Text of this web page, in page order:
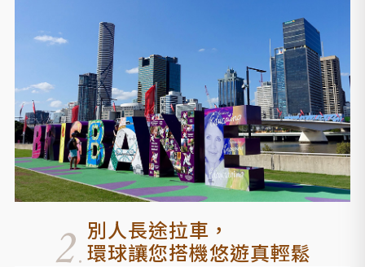
別人長途拉車，
環球讓您搭機悠遊真輕鬆